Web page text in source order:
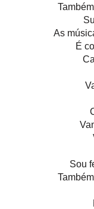
As
É
Sou